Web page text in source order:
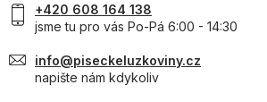
+420 608 164 138
jsme tu pro vás Po-Pá 6:00 - 14:30
info@piseckeluzkoviny.cz
napište nám kdykoliv